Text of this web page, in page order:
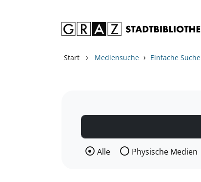
Start › Mediensuche › Einfache Suche
Wählen Sie die Medienart nach
Alle Physische Medien